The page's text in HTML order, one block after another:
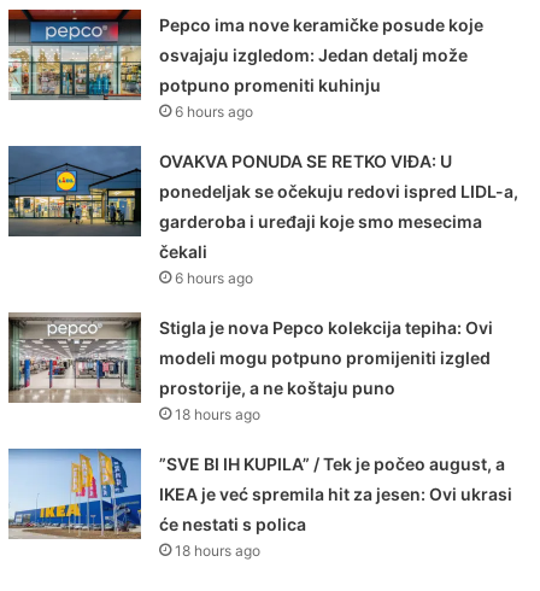
Pepco ima nove keramičke posude koje
osvajaju izgledom: Jedan detalj može
potpuno promeniti kuhinju
6 hours ago
OVAKVA PONUDA SE RETKO VIĐA: U
ponedeljak se očekuju redovi ispred LIDL-a,
garderoba i uređaji koje smo mesecima
čekali
6 hours ago
Stigla je nova Pepco kolekcija tepiha: Ovi
modeli mogu potpuno promijeniti izgled
prostorije, a ne koštaju puno
18 hours ago
”SVE BI IH KUPILA” / Tek je počeo august, a
IKEA je već spremila hit za jesen: Ovi ukrasi
će nestati s polica
18 hours ago